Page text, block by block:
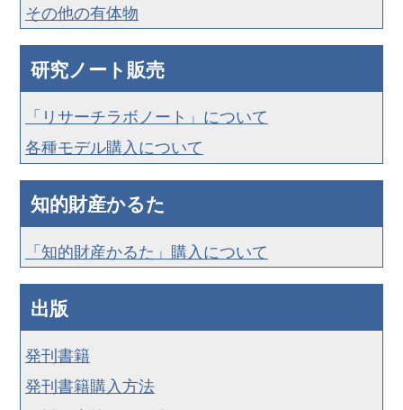
その他の有体物
研究ノート販売
「リサーチラボノート」について
各種モデル購入について
知的財産かるた
「知的財産かるた」購入について
出版
発刊書籍
発刊書籍購入方法